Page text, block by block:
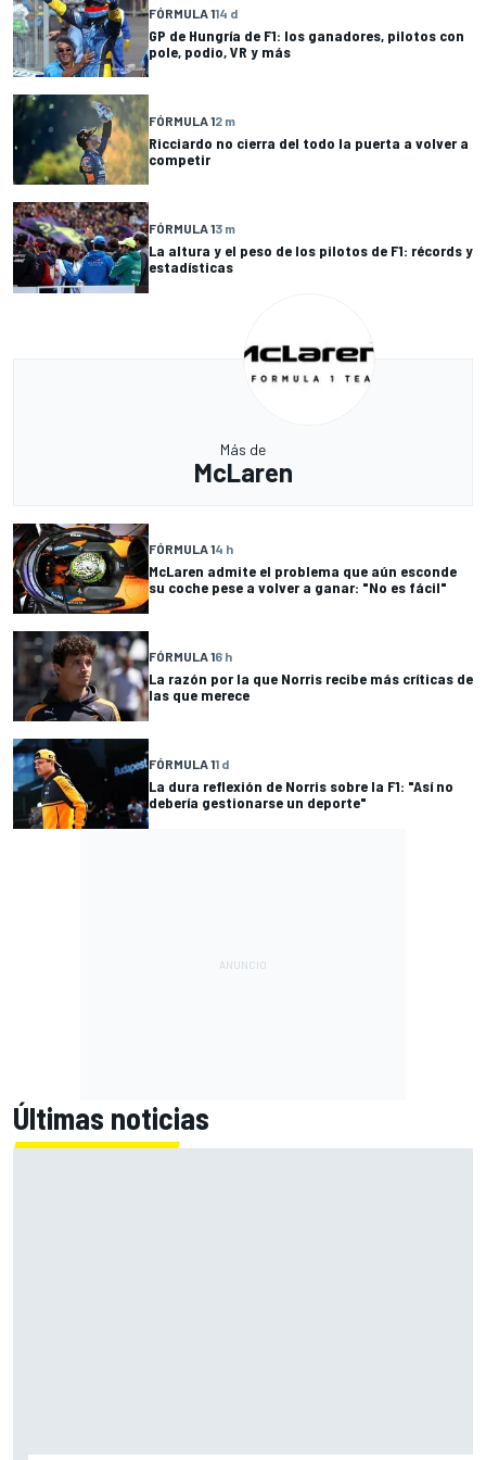
FÓRMULA 114 d
GP de Hungría de F1: los ganadores, pilotos con
pole, podio, VR y más
FÓRMULA 12 m
Ricciardo no cierra del todo la puerta a volver a
competir
FÓRMULA 13 m
La altura y el peso de los pilotos de F1: récords y
estadísticas
Más de
McLaren
FÓRMULA 14 h
McLaren admite el problema que aún esconde
su coche pese a volver a ganar: "No es fácil"
FÓRMULA 16 h
La razón por la que Norris recibe más críticas de
las que merece
FÓRMULA 11 d
La dura reflexión de Norris sobre la F1: "Así no
debería gestionarse un deporte"
Últimas noticias